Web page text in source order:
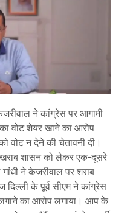
ने कांग्रेस पर आगामी
वोट शेयर खाने का आरोप
वोट न देने की चेतावनी दी।
शासन को लेकर एक-दूसरे
ने केजरीवाल पर शराब
दिल्ली के पूर्व सीएम ने कांग्रेस
का आरोप लगाया। आप के